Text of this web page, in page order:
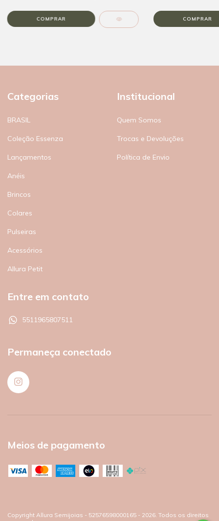
Categorias
BRASIL
Coleção Essenza
Lançamentos
Anéis
Brincos
Colares
Pulseiras
Acessórios
Allura Petit
Institucional
Quem Somos
Trocas e Devoluções
Política de Envio
Entre em contato
5511965807511
Permaneça conectado
Meios de pagamento
Copyright Allura Semijoias - 52576598000165 - 2026. Todos os direitos